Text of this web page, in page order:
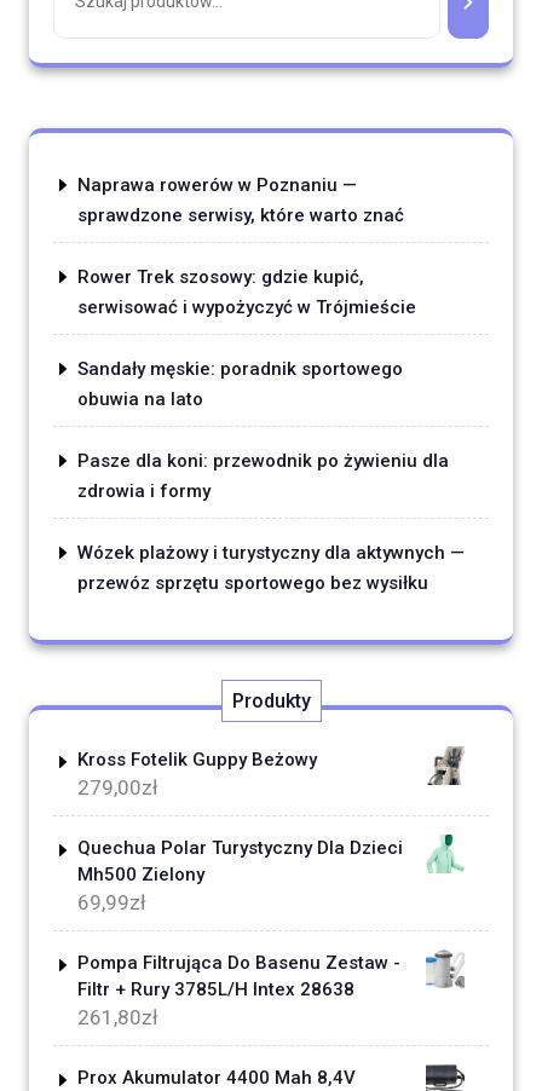
Naprawa rowerów w Poznaniu —
sprawdzone serwisy, które warto znać
Rower Trek szosowy: gdzie kupić,
serwisować i wypożyczyć w Trójmieście
Sandały męskie: poradnik sportowego
obuwia na lato
Pasze dla koni: przewodnik po żywieniu dla
zdrowia i formy
Wózek plażowy i turystyczny dla aktywnych —
przewóz sprzętu sportowego bez wysiłku
Produkty
Kross Fotelik Guppy Beżowy
279,00zł
Quechua Polar Turystyczny Dla Dzieci
Mh500 Zielony
69,99zł
Pompa Filtrująca Do Basenu Zestaw -
Filtr + Rury 3785L/H Intex 28638
261,80zł
Prox Akumulator 4400 Mah 8,4V